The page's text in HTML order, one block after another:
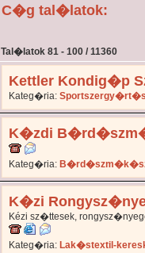
C�g tal�latok:
Tal�latok 81 - 100 / 11360
Kettler Kondig�p
Kateg�ria:
K�zdi
Kateg�ria:
K�zi
Kézi sz�ttesek,
Kateg�ria: Lak�stextil-